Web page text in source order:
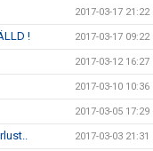
2017-03-17 21:22
! 2017-03-17 09:22
2017-03-12 16:27
2017-03-10 10:36
2017-03-05 17:29
2017-03-03 21:31